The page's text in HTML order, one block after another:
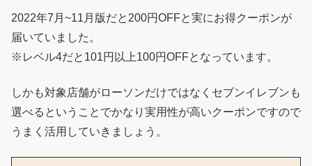
2022年7月~11月版だと200円OFFと実にお得クーポンが
届いていました。
※レベル4だと101円以上100円OFFとなっています。
しかも対象店舗がローソンだけではなくセブンイレブンも
選べるということでかなり実用性が高いクーポンですので
うまく活用していきましょう。